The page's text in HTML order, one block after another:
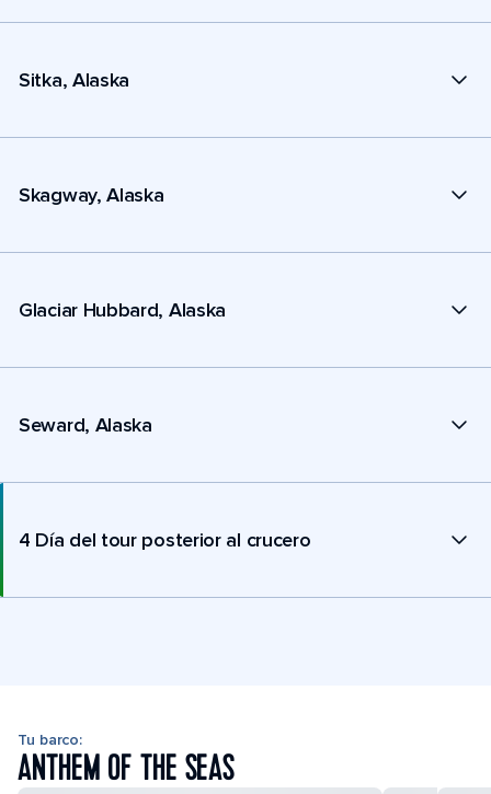
Sitka, Alaska
Skagway, Alaska
Glaciar Hubbard, Alaska
Seward, Alaska
4 Día del tour posterior al crucero
Tu barco:
ANTHEM OF THE SEAS